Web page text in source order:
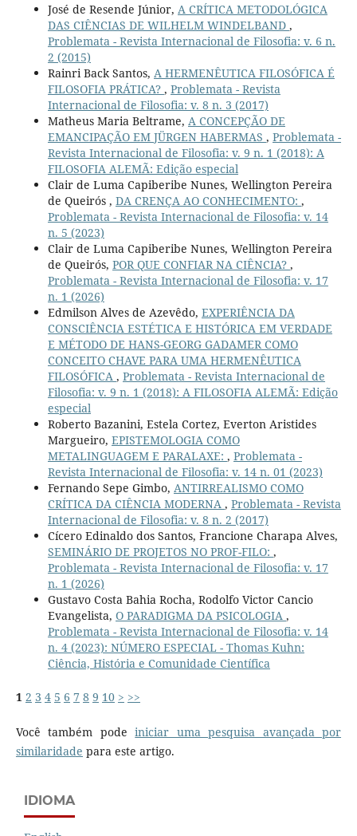
José de Resende Júnior, A CRÍTICA METODOLÓGICA
DAS CIÊNCIAS DE WILHELM WINDELBAND ,
Problemata - Revista Internacional de Filosofia: v. 6 n.
2 (2015)
Rainri Back Santos, A HERMENÊUTICA FILOSÓFICA É
FILOSOFIA PRÁTICA? , Problemata - Revista
Internacional de Filosofia: v. 8 n. 3 (2017)
Matheus Maria Beltrame, A CONCEPÇÃO DE
EMANCIPAÇÃO EM JÜRGEN HABERMAS , Problemata -
Revista Internacional de Filosofia: v. 9 n. 1 (2018): A
FILOSOFIA ALEMÃ: Edição especial
Clair de Luma Capiberibe Nunes, Wellington Pereira
de Queirós , DA CRENÇA AO CONHECIMENTO: ,
Problemata - Revista Internacional de Filosofia: v. 14
n. 5 (2023)
Clair de Luma Capiberibe Nunes, Wellington Pereira
de Queirós, POR QUE CONFIAR NA CIÊNCIA? ,
Problemata - Revista Internacional de Filosofia: v. 17
n. 1 (2026)
Edmilson Alves de Azevêdo, EXPERIÊNCIA DA
CONSCIÊNCIA ESTÉTICA E HISTÓRICA EM VERDADE
E MÉTODO DE HANS-GEORG GADAMER COMO
CONCEITO CHAVE PARA UMA HERMENÊUTICA
FILOSÓFICA , Problemata - Revista Internacional de
Filosofia: v. 9 n. 1 (2018): A FILOSOFIA ALEMÃ: Edição
especial
Roberto Bazanini, Estela Cortez, Everton Aristides
Margueiro, EPISTEMOLOGIA COMO
METALINGUAGEM E PARALAXE: , Problemata -
Revista Internacional de Filosofia: v. 14 n. 01 (2023)
Fernando Sepe Gimbo, ANTIRREALISMO COMO
CRÍTICA DA CIÊNCIA MODERNA , Problemata - Revista
Internacional de Filosofia: v. 8 n. 2 (2017)
Cícero Edinaldo dos Santos, Francione Charapa Alves,
SEMINÁRIO DE PROJETOS NO PROF-FILO: ,
Problemata - Revista Internacional de Filosofia: v. 17
n. 1 (2026)
Gustavo Costa Bahia Rocha, Rodolfo Victor Cancio
Evangelista, O PARADIGMA DA PSICOLOGIA ,
Problemata - Revista Internacional de Filosofia: v. 14
n. 4 (2023): NÚMERO ESPECIAL - Thomas Kuhn:
Ciência, História e Comunidade Científica
1 2 3 4 5 6 7 8 9 10 > >>
Você também podeiniciar uma pesquisa avançada por
similaridade para este artigo.
IDIOMA